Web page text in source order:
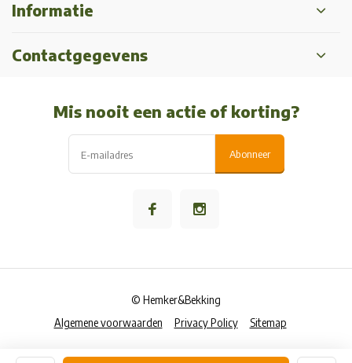
Informatie
Contactgegevens
Mis nooit een actie of korting?
Abonneer
Algemene voorwaarden Privacy Policy Sitemap
© Hemker&Bekking